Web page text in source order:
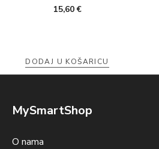
15,60€
DODAJ U KOŠARICU
MySmartShop
O nama